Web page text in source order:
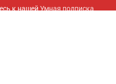
к нашей Умная подписка